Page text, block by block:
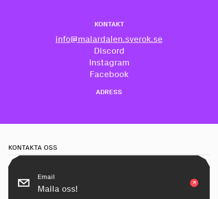
KONTAKT
info@malardalen.sverok.se
Discord
Instagram
Facebook
ADRESS
KONTAKTA OSS
Email
Maila oss!